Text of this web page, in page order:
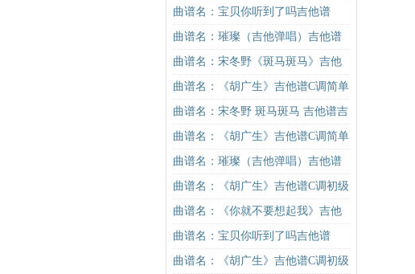
吉他谱
曲谱名：宝贝你听到了吗吉他谱
曲谱名：璀璨（吉他弹唱）吉他谱
曲谱名：宋冬野《斑马斑马》吉他
谱C调简单版（酷音小伟吉他教学）
吉他谱
曲谱名：《胡广生》吉他谱C调简单
版（酷音小伟吉他弹唱教学）吉他
谱
曲谱名：宋冬野 斑马斑马 吉他谱吉
他谱
曲谱名：《胡广生》吉他谱C调简单
版（酷音小伟吉他弹唱教学）吉他
谱
曲谱名：璀璨（吉他弹唱）吉他谱
曲谱名：《胡广生》吉他谱C调初级
进阶版（酷音小伟吉他弹唱教学）
吉他谱
曲谱名：《你就不要想起我》吉他
谱C调简单版吉他谱
曲谱名：宝贝你听到了吗吉他谱
曲谱名：《胡广生》吉他谱C调初级